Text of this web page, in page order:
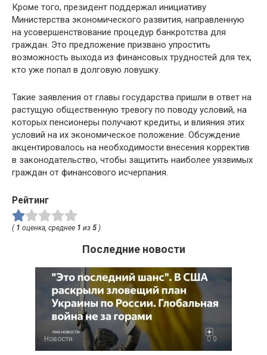
Кроме того, президент поддержал инициативу
Министерства экономического развития, направленную
на усовершенствование процедур банкротства для
граждан. Это предложение призвано упростить
возможность выхода из финансовых трудностей для тех,
кто уже попал в долговую ловушку.
Такие заявления от главы государства пришли в ответ на
растущую общественную тревогу по поводу условий, на
которых пенсионеры получают кредиты, и влияния этих
условий на их экономическое положение. Обсуждение
акцентировалось на необходимости внесения корректив
в законодательство, чтобы защитить наиболее уязвимых
граждан от финансового исчерпания.
Рейтинг
( 1 оценка, среднее 1 из 5 )
Последние новости
Новости 0